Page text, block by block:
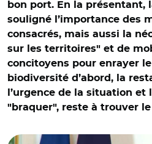
bon port. En la présentant,
souligné l’importance des
consacrés, mais aussi la
sur les territoires" et de
concitoyens pour enrayer
biodiversité d’abord, la
l’urgence de la situation et
"braquer", reste à trouver